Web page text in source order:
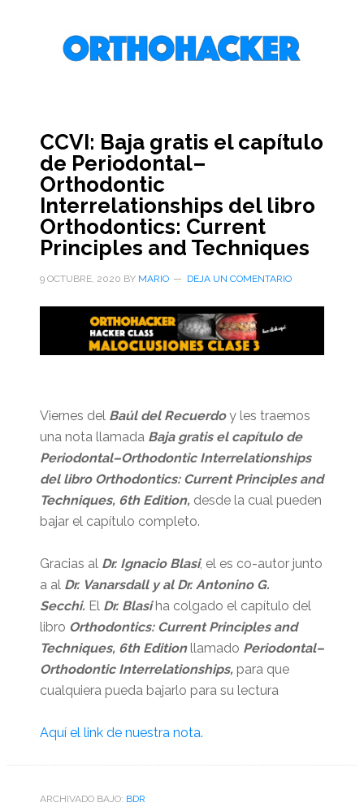
CCVI: Baja gratis el capítulo
de Periodontal–
Orthodontic
Interrelationships del libro
Orthodontics: Current
Principles and Techniques
9 OCTUBRE, 2020 BY MARIO DEJA UN COMENTARIO
Viernes del Baúl del Recuerdoy les traemos
una nota llamada Baja gratis el capítulo de
Periodontal–Orthodontic Interrelationships
del libro Orthodontics: Current Principles and
Techniques, 6th Edition,desde la cual pueden
bajar el capítulo completo.
Gracias al Dr. Ignacio Blasi, el es co-autor junto
a al Dr. Vanarsdall y al Dr. Antonino G.
Secchi. El Dr. Blasiha colgado el capítulo del
libro Orthodontics: Current Principles and
Techniques, 6th Edition llamado Periodontal–
Orthodontic Interrelationships, para que
cualquiera pueda bajarlo para su lectura
Aquí el link de nuestra nota.
ARCHIVADO BAJO: BDR